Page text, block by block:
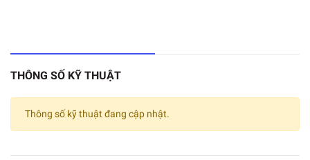
THÔNG SỐ KỸ THUẬT
Thông số kỹ thuật đang cập nhật.